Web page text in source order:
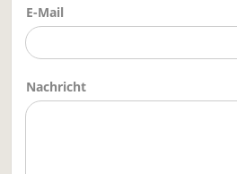
E-Mail
Nachricht